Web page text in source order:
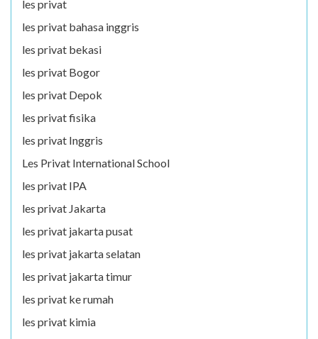
les privat
les privat bahasa inggris
les privat bekasi
les privat Bogor
les privat Depok
les privat fisika
les privat Inggris
Les Privat International School
les privat IPA
les privat Jakarta
les privat jakarta pusat
les privat jakarta selatan
les privat jakarta timur
les privat ke rumah
les privat kimia